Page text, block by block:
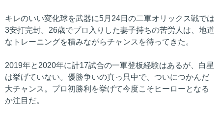
キレのいい変化球を武器に5月24日の二軍オリックス戦では
3安打完封。26歳でプロ入りした妻子持ちの苦労人は、地道
なトレーニングを積みながらチャンスを待ってきた。
2019年と2020年に計17試合の一軍登板経験はあるが、白星
は挙げていない。優勝争いの真っ只中で、ついにつかんだ
大チャンス。プロ初勝利を挙げて今度こそヒーローとなる
か注目だ。